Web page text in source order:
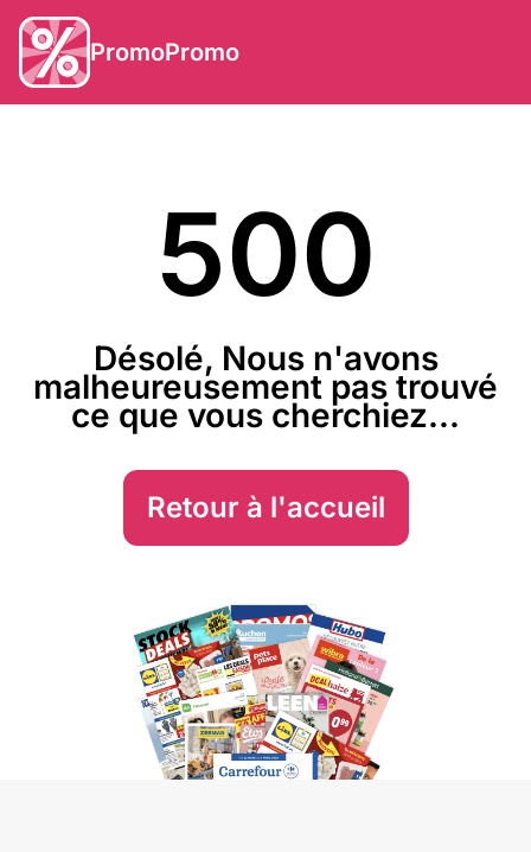
PromoPromo
500
Désolé, Nous n'avons
malheureusement pas trouvé
ce que vous cherchiez...
Retour à l'accueil